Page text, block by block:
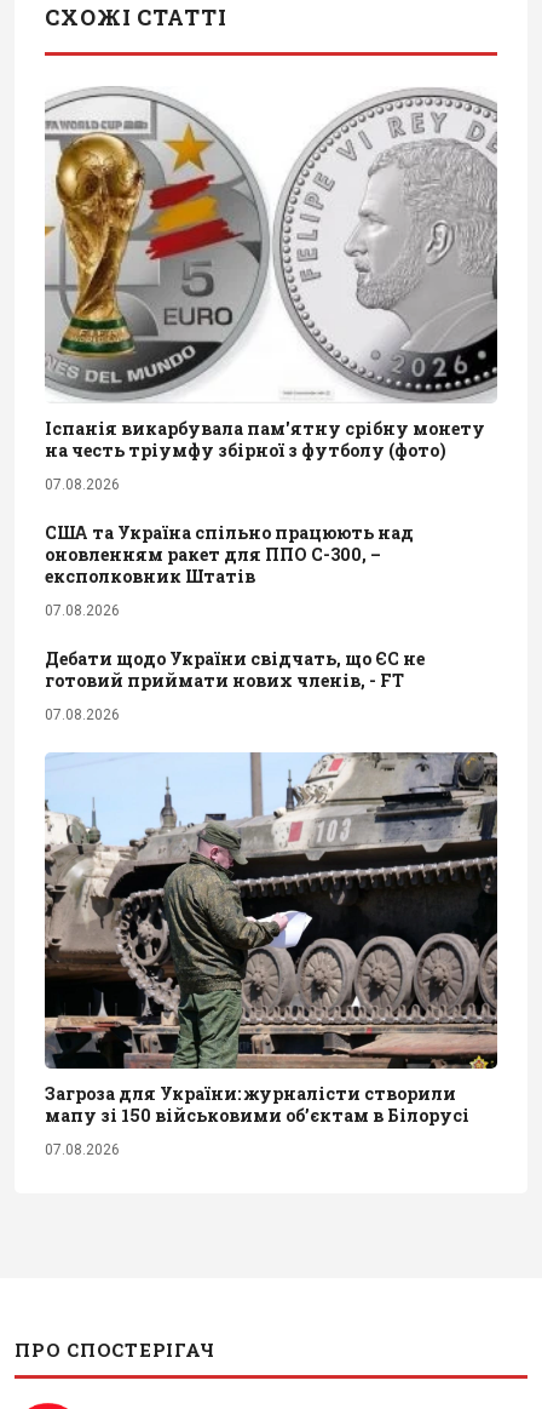
СХОЖІ СТАТТІ
Іспанія викарбувала пам'ятну срібну монету
на честь тріумфу збірної з футболу (фото)
07.08.2026
США та Україна спільно працюють над
оновленням ракет для ППО С-300, –
експолковник Штатів
07.08.2026
Дебати щодо України свідчать, що ЄС не
готовий приймати нових членів, - FT
07.08.2026
Загроза для України: журналісти створили
мапу зі 150 військовими обʼєктам в Білорусі
07.08.2026
ПРО СПОСТЕРІГАЧ